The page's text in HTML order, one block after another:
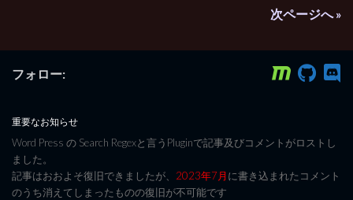
次ページへ »
フォロー:
重要なお知らせ
Word Press の Search Regexと言うPluginで記事及びコメントがロストし
ました。
記事はおおよそ復旧できましたが、 2023年7月に書き込まれたコメント
のうち消えてしまったものの復旧が不可能です